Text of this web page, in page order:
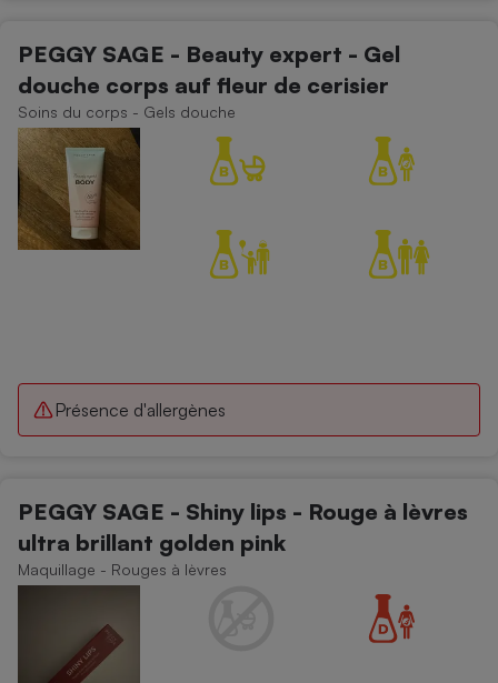
PEGGY SAGE - Beauty expert - Gel
douche corps auf fleur de cerisier
Soins du corps - Gels douche
Présence d'allergènes
PEGGY SAGE - Shiny lips - Rouge à lèvres
ultra brillant golden pink
Maquillage - Rouges à lèvres